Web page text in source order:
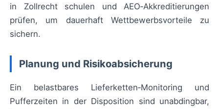
in Zollrecht schulen und AEO‑Akkreditierungen
prüfen, um dauerhaft Wettbewerbsvorteile zu
sichern.
Planung und Risikoabsicherung
Ein belastbares Lieferketten‑Monitoring und
Pufferzeiten in der Disposition sind unabdingbar,